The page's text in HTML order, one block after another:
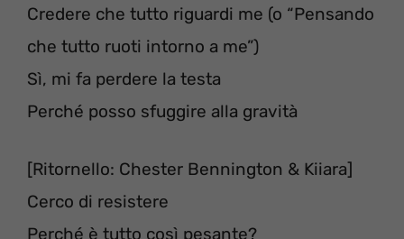
Credere che tutto riguardi me (o “Pensando
che tutto ruoti intorno a me”)
Sì, mi fa perdere la testa
Perché posso sfuggire alla gravità
[Ritornello: Chester Bennington & Kiiara]
Cerco di resistere
Perché è tutto così pesante?